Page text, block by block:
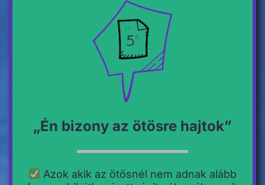
„Én bizony az ötösre hajtok”
Azok akik az ötösnél nem adnak alább